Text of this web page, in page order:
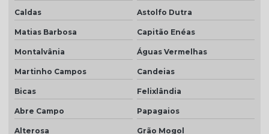
Caldas Astolfo Dutra
Matias Barbosa Capitão Enéas
Montalvânia Águas Vermelhas
Martinho Campos Candeias
Bicas Felixlândia
Abre Campo Papagaios
Alterosa Grão Mogol